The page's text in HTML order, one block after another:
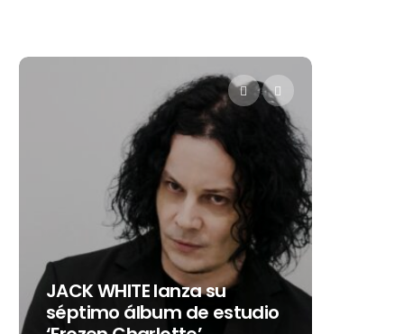
JACK WHITE lanza su
séptimo álbum de estudio